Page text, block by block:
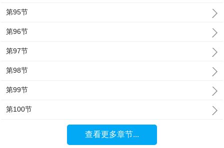
第95节
第96节
第97节
第98节
第99节
第100节
查看更多章节...